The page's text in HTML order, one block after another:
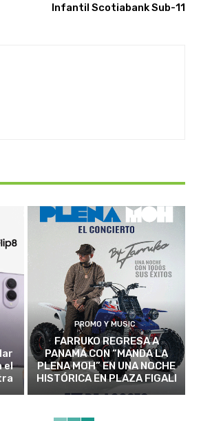
Infantil Scotiabank Sub-11
el
PROMO Y MUSIC
FARRUKO REGRESA A
PANAMÁ CON “MANDA LA
PLENA MOH” EN UNA NOCHE
HISTÓRICA EN PLAZA FIGALI